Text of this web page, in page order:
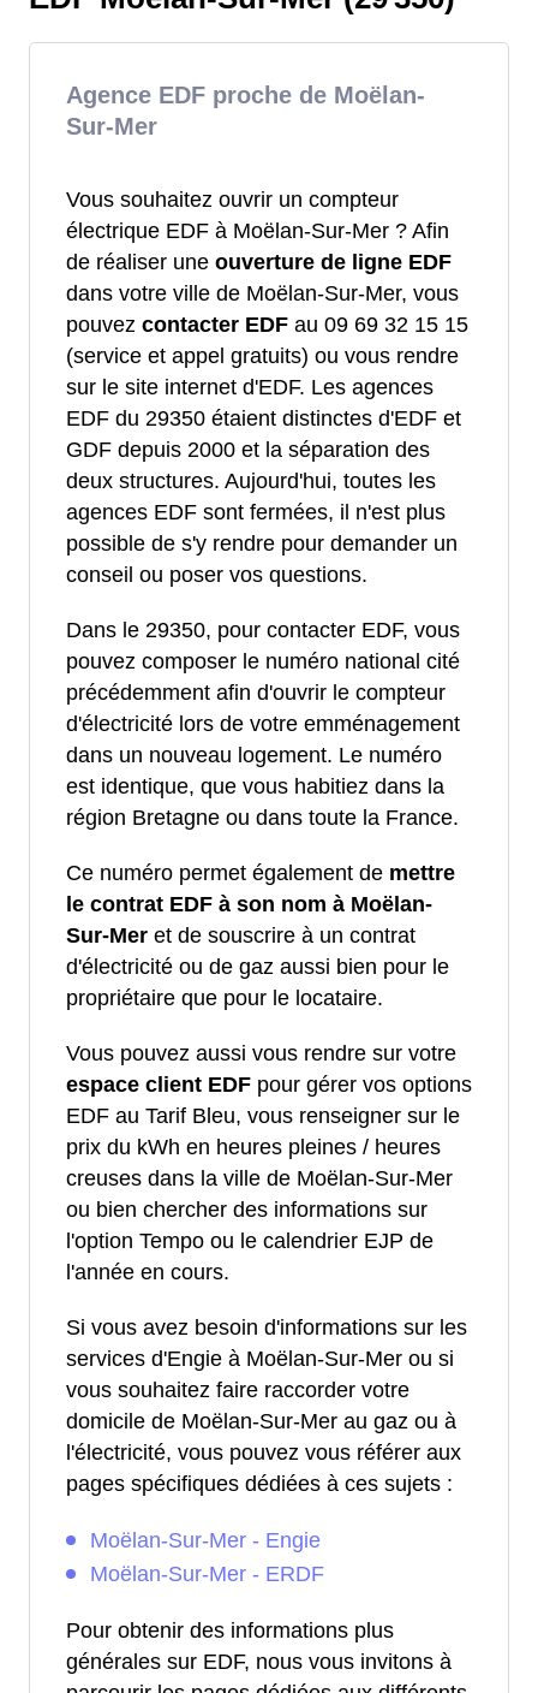
Agence EDF proche de Moëlan-
Sur-Mer
Vous souhaitez ouvrir un compteur
électrique EDF à Moëlan-Sur-Mer ? Afin
de réaliser une ouverture de ligne EDF
dans votre ville de Moëlan-Sur-Mer, vous
pouvez contacter EDF au 09 69 32 15 15
(service et appel gratuits) ou vous rendre
sur le site internet d'EDF. Les agences
EDF du 29350 étaient distinctes d'EDF et
GDF depuis 2000 et la séparation des
deux structures. Aujourd'hui, toutes les
agences EDF sont fermées, il n'est plus
possible de s'y rendre pour demander un
conseil ou poser vos questions.
Dans le 29350, pour contacter EDF, vous
pouvez composer le numéro national cité
précédemment afin d'ouvrir le compteur
d'électricité lors de votre emménagement
dans un nouveau logement. Le numéro
est identique, que vous habitiez dans la
région Bretagne ou dans toute la France.
Ce numéro permet également de mettre
le contrat EDF à son nom à Moëlan-
Sur-Mer et de souscrire à un contrat
d'électricité ou de gaz aussi bien pour le
propriétaire que pour le locataire.
Vous pouvez aussi vous rendre sur votre
espace client EDF pour gérer vos options
EDF au Tarif Bleu, vous renseigner sur le
prix du kWh en heures pleines / heures
creuses dans la ville de Moëlan-Sur-Mer
ou bien chercher des informations sur
l'option Tempo ou le calendrier EJP de
l'année en cours.
Si vous avez besoin d'informations sur les
services d'Engie à Moëlan-Sur-Mer ou si
vous souhaitez faire raccorder votre
domicile de Moëlan-Sur-Mer au gaz ou à
l'électricité, vous pouvez vous référer aux
pages spécifiques dédiées à ces sujets :
Moëlan-Sur-Mer - Engie
Moëlan-Sur-Mer - ERDF
Pour obtenir des informations plus
générales sur EDF, nous vous invitons à